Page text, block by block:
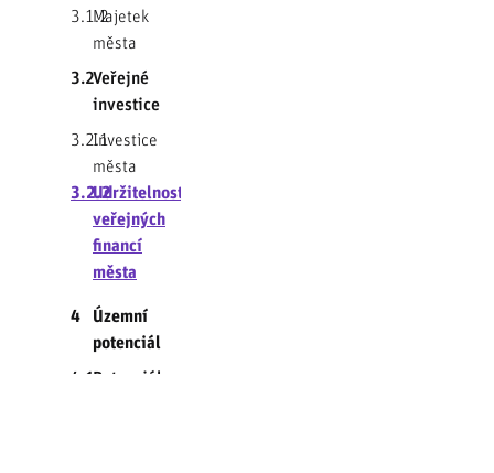
3.1.2Majetek
města
3.2Veřejné
investice
3.2.1Investice
města
3.2.2Udržitelnost
veřejných
financí
města
4
Územní
potenciál
4.1Potenciál